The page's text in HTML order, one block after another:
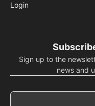
Login
Sign up to the
news and